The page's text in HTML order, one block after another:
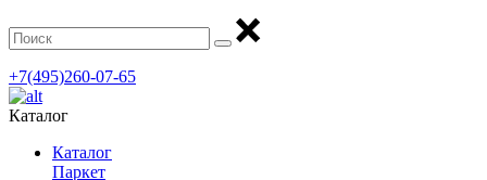
+7(495)260-07-65
Каталог
Каталог
Паркет